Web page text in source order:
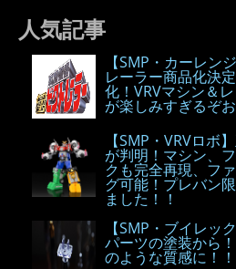
人気記事
【SMP・カーレン
レーラー商品化決
化！VRVマシン＆
が楽しみすぎるぞ
【SMP・VRVロボ
が判明！マシン、
クも完全再現、フ
グ可能！プレバン
ました！！
【SMP・ブイレッ
パーツの塗装から
のような質感に！！